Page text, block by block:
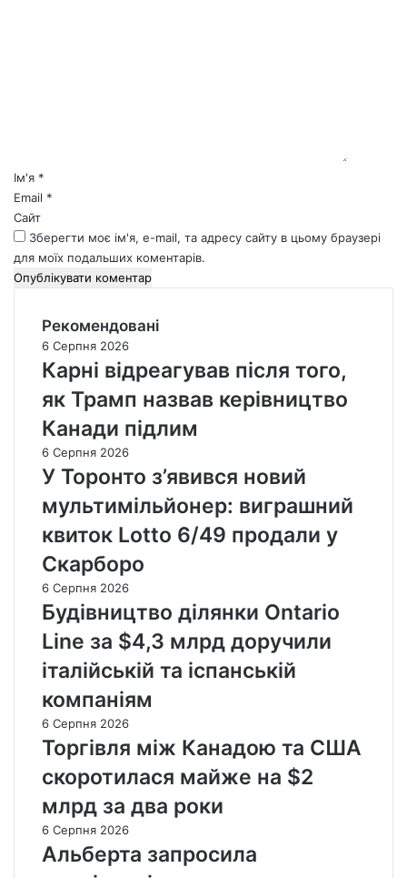
*Ім'я *
Email *
Сайт
Зберегти моє ім'я, e-mail, та адресу сайту в цьому браузері
для моїх подальших коментарів.
Рекомендовані
6 Серпня 2026
Карні відреагував після того,
як Трамп назвав керівництво
Канади підлим
6 Серпня 2026
У Торонто з’явився новий
мультимільйонер: виграшний
квиток Lotto 6/49 продали у
Скарборо
6 Серпня 2026
Будівництво ділянки Ontario
Line за $4,3 млрд доручили
італійській та іспанській
компаніям
6 Серпня 2026
Торгівля між Канадою та США
скоротилася майже на $2
млрд за два роки
6 Серпня 2026
Альберта запросила